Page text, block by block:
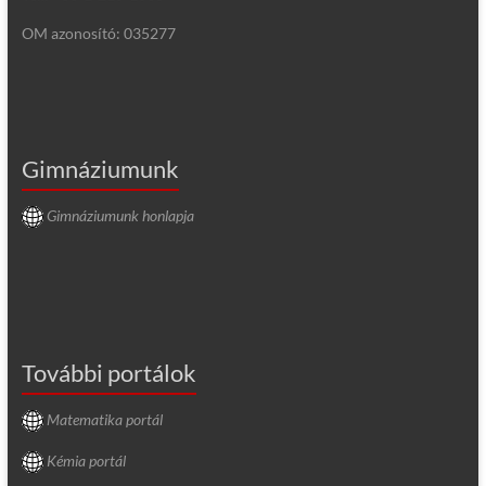
OM azonosító: 035277
Gimnáziumunk
Gimnáziumunk honlapja
További portálok
Matematika portál
Kémia portál